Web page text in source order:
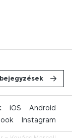
iOS
Android
Instagram